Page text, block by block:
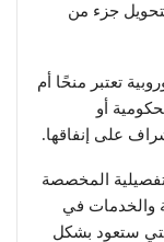
جزء من
تعتبر منحًا أم
أو
على إنفاقها.
المخصصة
والخدمات في
ستعود بشكل